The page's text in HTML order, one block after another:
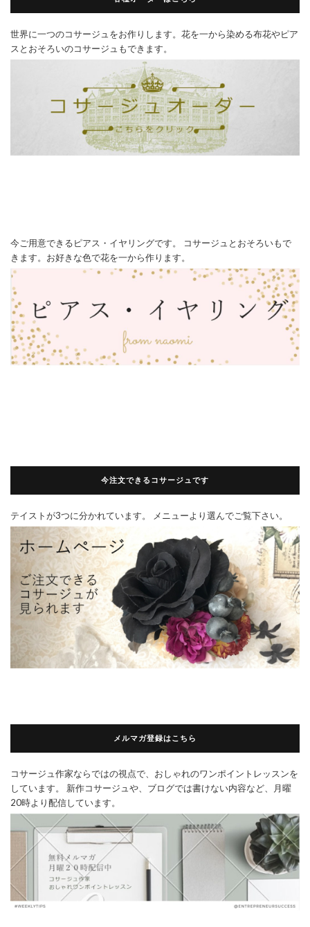
世界に一つのコサージュをお作りします。花を一から染める布花やピア
スとおそろいのコサージュもできます。
今ご用意できるピアス・イヤリングです。 コサージュとおそろいもで
きます。お好きな色で花を一から作ります。
今注文できるコサージュです
テイストが3つに分かれています。 メニューより選んでご覧下さい。
メルマガ登録はこちら
コサージュ作家ならではの視点で、おしゃれのワンポイントレッスンを
しています。 新作コサージュや、ブログでは書けない内容など、月曜
20時より配信しています。